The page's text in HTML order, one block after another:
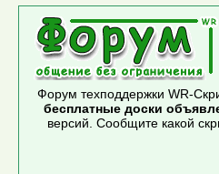
Форум техподдержки WR-
бесплатные доски
версий. Сообщите какой